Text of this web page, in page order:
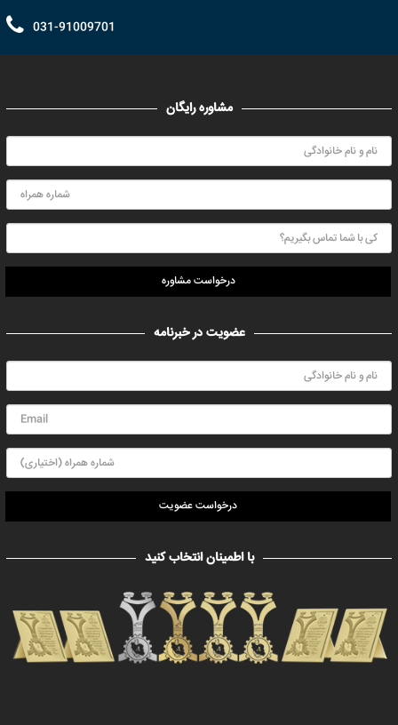
031-91009701
مشاوره رایگان
درخواست مشاوره
عضویت در خبرنامه
درخواست عضویت
با اطمینان انتخاب کنید